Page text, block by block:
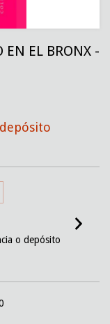
EN EL BRONX -
o depósito